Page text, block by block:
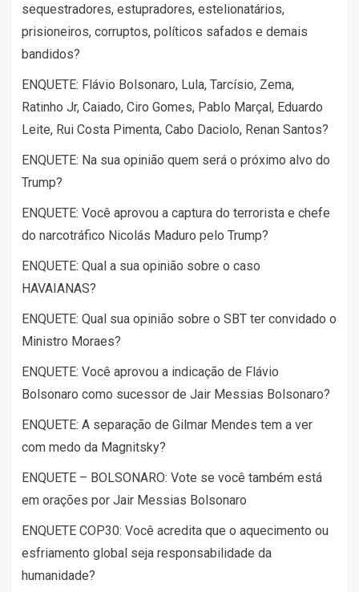
sequestradores, estupradores, estelionatários,
prisioneiros, corruptos, políticos safados e demais
bandidos?
ENQUETE: Flávio Bolsonaro, Lula, Tarcísio, Zema,
Ratinho Jr, Caiado, Ciro Gomes, Pablo Marçal, Eduardo
Leite, Rui Costa Pimenta, Cabo Daciolo, Renan Santos?
ENQUETE: Na sua opinião quem será o próximo alvo do
Trump?
ENQUETE: Você aprovou a captura do terrorista e chefe
do narcotráfico Nicolás Maduro pelo Trump?
ENQUETE: Qual a sua opinião sobre o caso
HAVAIANAS?
ENQUETE: Qual sua opinião sobre o SBT ter convidado o
Ministro Moraes?
ENQUETE: Você aprovou a indicação de Flávio
Bolsonaro como sucessor de Jair Messias Bolsonaro?
ENQUETE: A separação de Gilmar Mendes tem a ver
com medo da Magnitsky?
ENQUETE – BOLSONARO: Vote se você também está
em orações por Jair Messias Bolsonaro
ENQUETE COP30: Você acredita que o aquecimento ou
esfriamento global seja responsabilidade da
humanidade?